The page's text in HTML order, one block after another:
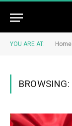
YOU ARE AT: Home
BROWSING: